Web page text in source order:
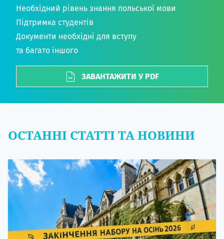
Необхідний рівень знання польської мови
Підтримка студентів
Документи необхідні для вступу
та багато іншого
ЗАВАНТАЖИТИ У PDF
ОСТАННІ СТАТТІ ТА НОВИНИ